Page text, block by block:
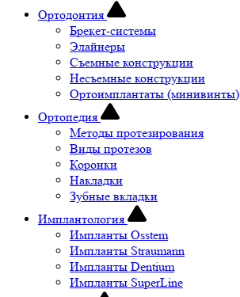
Ортодонтия
Брекет-системы
Элайнеры
Съемные конструкции
Несъемные конструкции
Ортоимплантаты (минивинты)
Ортопедия
Методы протезирования
Виды протезов
Коронки
Накладки
Зубные вкладки
Имплантология
Импланты Osstem
Импланты Straumann
Импланты Dentium
Импланты SuperLine